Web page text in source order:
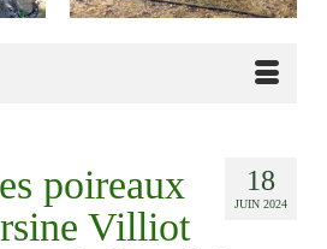
18
JUIN 2024
poireaux
Villiot